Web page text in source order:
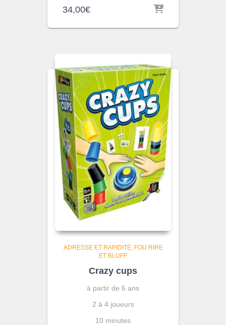
34,00€
ADRESSE ET RAPIDITÉ FOU RIRE
ET BLUFF
Crazy cups
à partir de 6 ans
2 à 4 joueurs
10 minutes